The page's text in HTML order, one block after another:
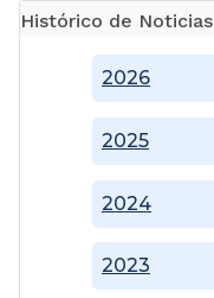
Histórico de Noticias
2023
2024
2025
2026